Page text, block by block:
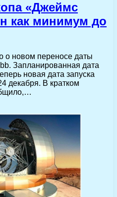
«Джеймс
как минимум до
о новом переносе даты
Запланированная дата
новая дата запуска
декабря. В кратком